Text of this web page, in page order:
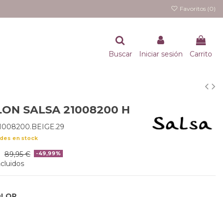
Favoritos (0)
Buscar Iniciar sesión Carrito
SALSA 21008200 H
en stock
89,95 € -49,99%